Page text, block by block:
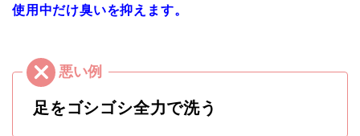
使用中だけ臭いを抑えます。
足をゴシゴシ全力で洗う